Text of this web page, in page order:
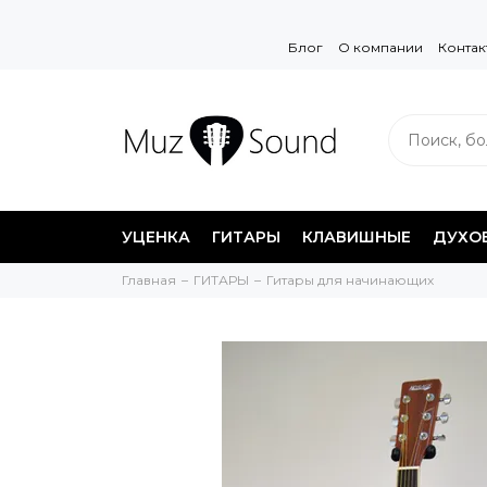
Блог О компании
УЦЕНКА ГИТАРЫ КЛАВИШНЫЕ
Главная ГИТАРЫ Гитары для начинающих